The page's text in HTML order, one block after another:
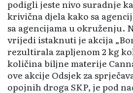
podigli jeste nivo suradnje
krivična djela kako sa
sa agencijama u okru­ženju.
vrijedi istaknuti je akcija
rezultirala zapljenom 2 kg
količina biljne materije
ove akcije Odsjek za
opojnih droga SKP, je pod